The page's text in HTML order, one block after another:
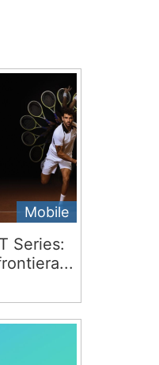
Mobile
Series: